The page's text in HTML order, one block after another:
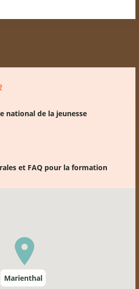
national de la jeunesse
et FAQ pour la formation
Marienthal